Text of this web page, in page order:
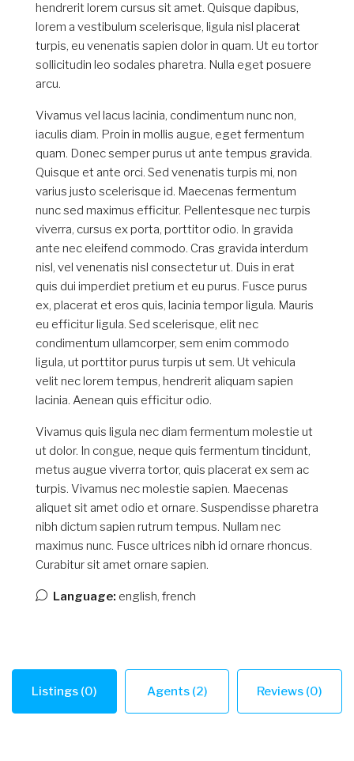
hendrerit lorem cursus sit amet. Quisque dapibus,
lorem a vestibulum scelerisque, ligula nisl placerat
turpis, eu venenatis sapien dolor in quam. Ut eu tortor
sollicitudin leo sodales pharetra. Nulla eget posuere
arcu.
Vivamus vel lacus lacinia, condimentum nunc non,
iaculis diam. Proin in mollis augue, eget fermentum
quam. Donec semper purus ut ante tempus gravida.
Quisque et ante orci. Sed venenatis turpis mi, non
varius justo scelerisque id. Maecenas fermentum
nunc sed maximus efficitur. Pellentesque nec turpis
viverra, cursus ex porta, porttitor odio. In gravida
ante nec eleifend commodo. Cras gravida interdum
nisl, vel venenatis nisl consectetur ut. Duis in erat
quis dui imperdiet pretium et eu purus. Fusce purus
ex, placerat et eros quis, lacinia tempor ligula. Mauris
eu efficitur ligula. Sed scelerisque, elit nec
condimentum ullamcorper, sem enim commodo
ligula, ut porttitor purus turpis ut sem. Ut vehicula
velit nec lorem tempus, hendrerit aliquam sapien
lacinia. Aenean quis efficitur odio.
Vivamus quis ligula nec diam fermentum molestie ut
ut dolor. In congue, neque quis fermentum tincidunt,
metus augue viverra tortor, quis placerat ex sem ac
turpis. Vivamus nec molestie sapien. Maecenas
aliquet sit amet odio et ornare. Suspendisse pharetra
nibh dictum sapien rutrum tempus. Nullam nec
maximus nunc. Fusce ultrices nibh id ornare rhoncus.
Curabitur sit amet ornare sapien.
Language: english, french
Listings (0) Agents (2) Reviews (0)